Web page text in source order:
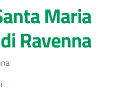
Maria
Ravenna